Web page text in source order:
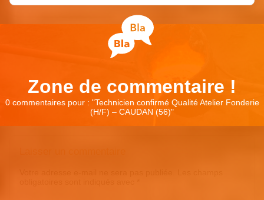
Zone de commentaire !
0 commentaires pour : "Technicien confirmé Qualité Atelier Fonderie
(H/F) – CAUDAN (56)"